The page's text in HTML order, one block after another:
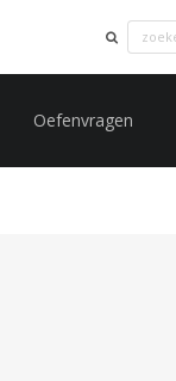
Oefenvragen